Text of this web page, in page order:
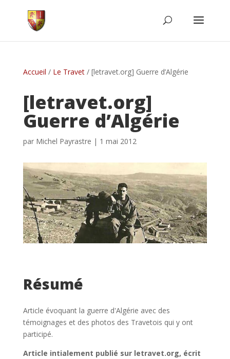
Accueil / Le Travet/ [letravet.org] Guerre d’Algérie
[letravet.org]
Guerre d’Algérie
par Michel Payrastre | 1 mai 2012
Résumé
Article évoquant la guerre d'Algérie avec des
témoignages et des photos des Travetois qui y ont
participé.
Article intialement publié sur letravet.org, écrit